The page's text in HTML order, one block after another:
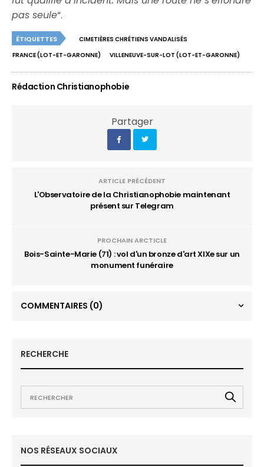
pas seule“.
ÉTIQUETTES
CIMETIÈRES CHRÉTIENS VANDALISÉS
FRANCE (LOT-ET-GARONNE)
VILLENEUVE-SUR-LOT (LOT-ET-GARONNE)
Rédaction Christianophobie
Partager
ARTICLE PRÉCÉDENT
L'Observatoire de la Christianophobie maintenant
présent sur Telegram
PROCHAIN ARCTICLE
Bois-Sainte-Marie (71) : vol d'un bronze d'art XIXe sur un
monument funéraire
COMMENTAIRES (0)
RECHERCHE
NOS RÉSEAUX SOCIAUX